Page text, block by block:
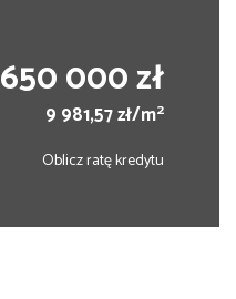
650 000 zł
9 981,57 zł/m2
Oblicz ratę kredytu